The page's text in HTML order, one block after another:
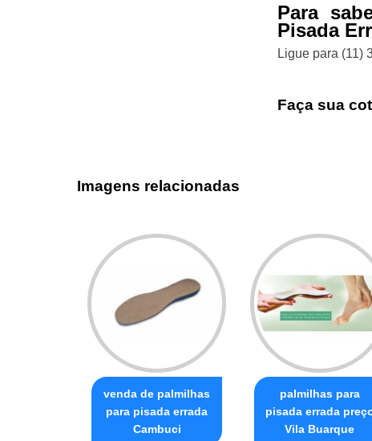
Para
Pisada
Ligue para (11)
Faça sua
Imagens relacionadas
venda de palmilhas
para pisada errada
Cambuci
palmilhas para
pisada errada
Vila Buarque